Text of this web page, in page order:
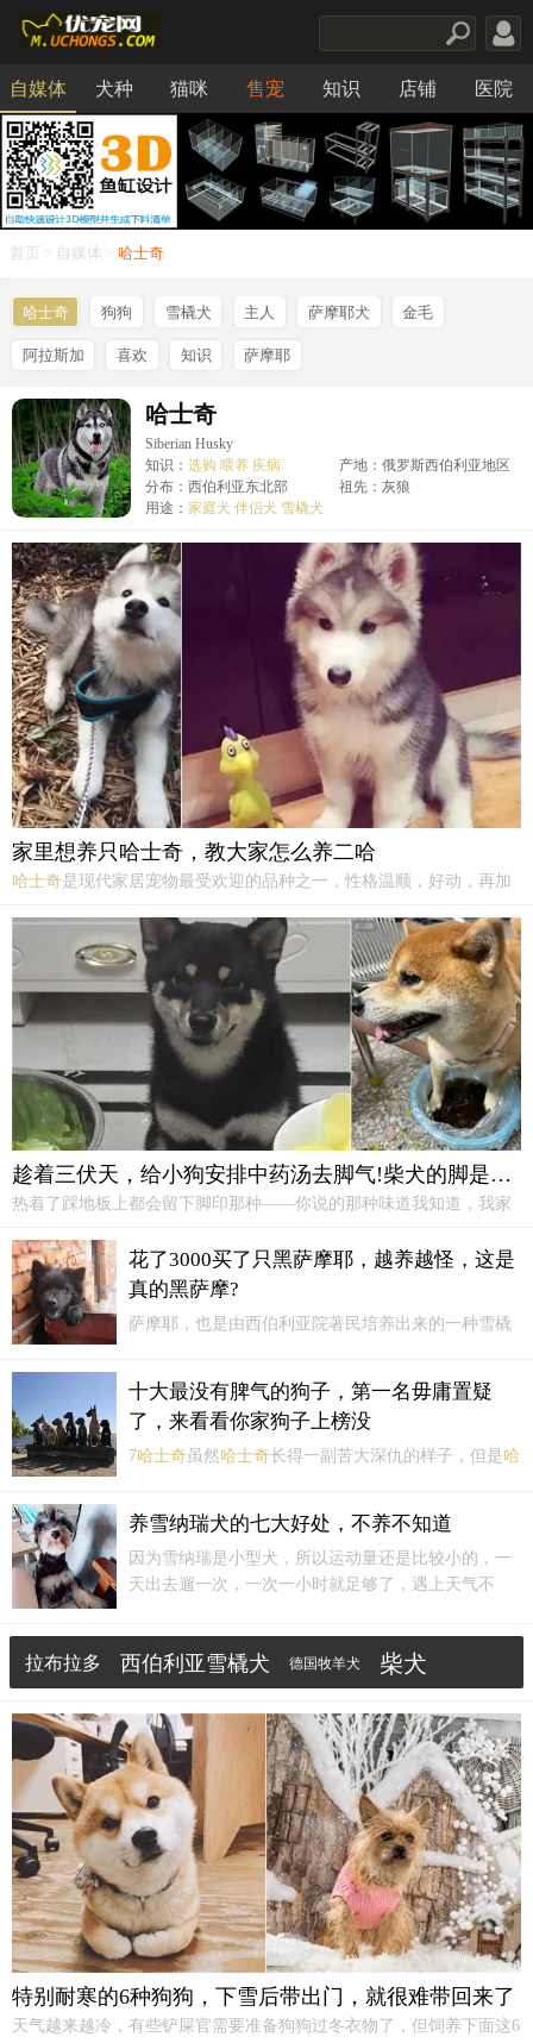
自媒体 犬种 猫咪 售宠 知识 店铺 医院
食品
首页 自媒体 哈士奇
哈士奇 狗狗 雪橇犬 主人 萨摩耶犬 金毛
阿拉斯加 喜欢 知识 萨摩耶
哈士奇
Siberian Husky
知识： 选购 喂养 疾病
产地：俄罗斯西伯利亚地区
分布：西伯利亚东北部
祖先：灰狼
用途： 家庭犬 伴侣犬 雪橇犬
家里想养只哈士奇，教大家怎么养二哈
哈士奇是现代家居宠物最受欢迎的品种之一，性格温顺，好动，再加
表情都会想要在家里养一只吧。那么家里养二哈好养吗？一、哈士奇
喂养1.幼犬喂养：对3个月以内的幼犬应喂以稀饭、牛奶或豆浆...
趁着三伏天，给小狗安排中药汤去脚气!柴犬的脚是出名的臭啊
热着了踩地板上都会留下脚印那种——你说的那种味道我知道，我家
别是夏天 就是那种人脚臭的味儿 不过是凑它很近才能闻到——有脚气
的狗足光散泡脚就行，我家狗就这么好的——足光散？...
花了3000买了只黑萨摩耶，越养越怪，这是
真的黑萨摩?
萨摩耶，也是由西伯利亚院著民培养出来的一种雪橇
有狗中当属第一梯队。加上一身洁白的毛发和一直保
持微笑的脸庞，因此也有着“微笑天使”的称号。
十大最没有脾气的狗子，第一名毋庸置疑
了，来看看你家狗子上榜没
7哈士奇虽然哈士奇长得一副苦大深仇的样子，但是哈
分，家里来小偷说不定都会帮着人家共同作案。6纽芬
兰犬不要被它巨大的体格蒙蔽了，纽芬兰犬有着最温
柔的...
养雪纳瑞犬的七大好处，不养不知道
因为雪纳瑞是小型犬，所以运动量还是比较小的，一
天出去遛一次，一次一小时就足够了，遇上天气不
去撒野。3、造型多变。雪纳瑞不怎么掉毛，但是毛发
会一直生长，如果你是一个爱帮狗狗打扮饿女孩子，
那么养雪纳...
拉布拉多 西伯利亚雪橇犬 德国牧羊犬
柴犬
中华田园犬
性格 泰迪犬 阿拉斯加雪橇犬
西伯利亚 二哈
特别耐寒的6种狗狗，下雪后带出门，就很难带回来了
天气越来越冷，有些铲屎官需要准备狗狗过冬衣物了，但饲养下面这6